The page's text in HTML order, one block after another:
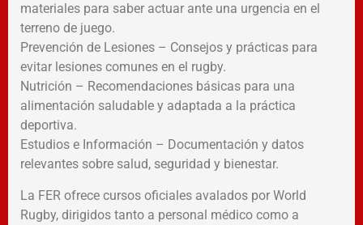
materiales para saber actuar ante una urgencia en el
terreno de juego.
Prevención de Lesiones – Consejos y prácticas para
evitar lesiones comunes en el rugby.
Nutrición – Recomendaciones básicas para una
alimentación saludable y adaptada a la práctica
deportiva.
Estudios e Información – Documentación y datos
relevantes sobre salud, seguridad y bienestar.
La FER ofrece cursos oficiales avalados por World
Rugby, dirigidos tanto a personal médico como a